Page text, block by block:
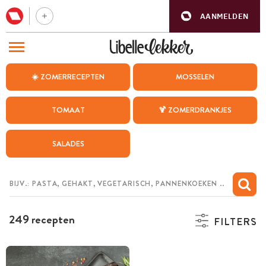
AANMELDEN
☀️ ZOMERRECEPTEN MOSSELEN
TOMAAT 🍹 ZOMERDRANKJES
SALADES
249 recepten FILTERS
BEZOEK ONZE ANDERE WEBSITES
WEEKMENU
CHAT MET MAIA
MIJN BEWAARDE RECEPTEN